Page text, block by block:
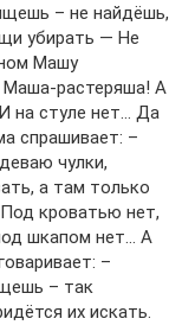
– не найдёшь,
убирать — Не
Машу
растеряша! А
на стуле нет… Да
спрашивает: –
чулки,
а там только
кроватью нет,
шкапом нет… А
–
– так
их искать.